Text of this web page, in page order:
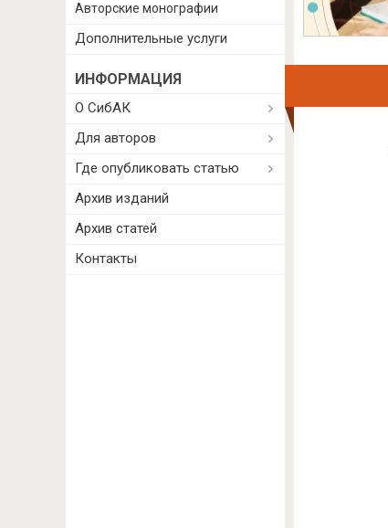
Авторские монографии
Дополнительные услуги
ИНФОРМАЦИЯ
О СибАК
Для авторов
Где опубликовать статью
Архив изданий
Архив статей
Контакты